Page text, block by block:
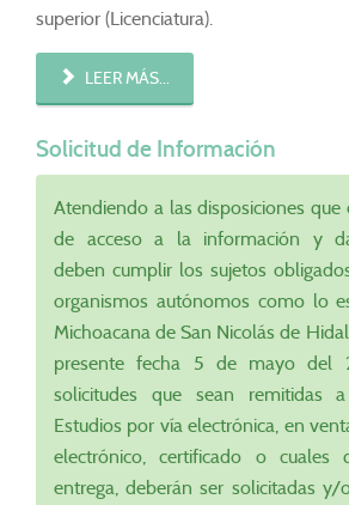
superior (Licenciatura).
LEER MÁS...
Solicitud de Información
Atendiendo a las disposiciones que
de acceso a la información y
deben cumplir los sujetos
organismos autónomos como lo
Michoacana de San Nicolás de
presente fecha 5 de mayo del
solicitudes que sean remitidas
Estudios por vía electrónica, en
electrónico, certificado o cuales
entrega, deberán ser solicitadas y/